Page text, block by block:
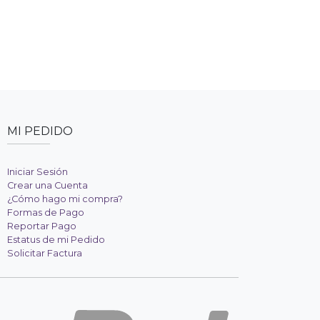
MI PEDIDO
Iniciar Sesión
Crear una Cuenta
¿Cómo hago mi compra?
Formas de Pago
Reportar Pago
Estatus de mi Pedido
Solicitar Factura